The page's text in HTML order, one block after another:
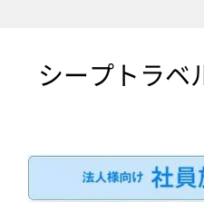
シープトラベ